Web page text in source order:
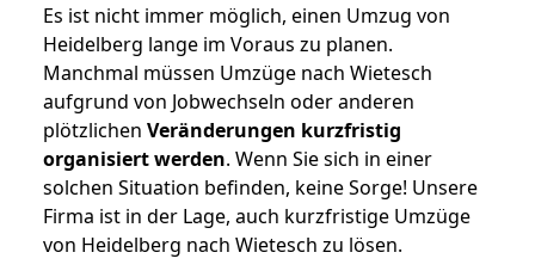
Es ist nicht immer möglich, einen Umzug von
Heidelberg lange im Voraus zu planen.
Manchmal müssen Umzüge nach Wietesch
aufgrund von Jobwechseln oder anderen
plötzlichen Veränderungen kurzfristig
organisiert werden. Wenn Sie sich in einer
solchen Situation befinden, keine Sorge! Unsere
Firma ist in der Lage, auch kurzfristige Umzüge
von Heidelberg nach Wietesch zu lösen.